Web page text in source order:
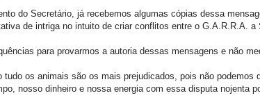
do Secretário, já recebemos algumas cópias dessa
de intriga no intuito de criar conflitos entre o G.A.R.R.A.
para provarmos a autoria dessas mensagens e não
tudo os animais são os mais prejudicados, pois não
nosso dinheiro e nossa energia com essa disputa nojenta